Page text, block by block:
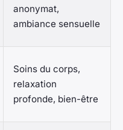
anonymat,
ambiance sensuelle
Soins du corps,
relaxation
profonde, bien-être